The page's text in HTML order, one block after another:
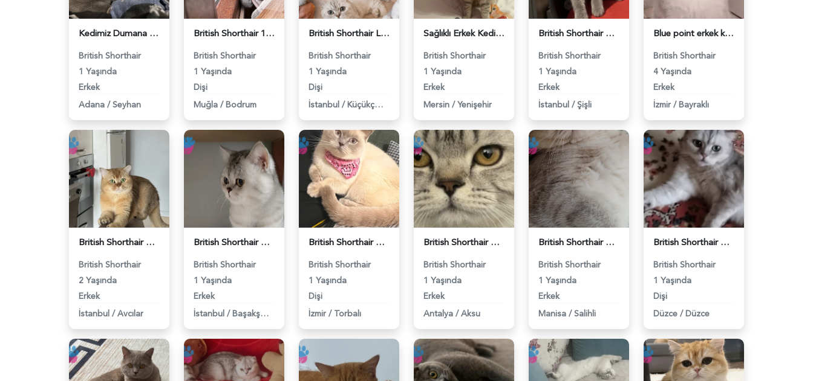
Kedimiz Dumana Dişi Eş arıyoruz - 118984658
British Shorthair
1 Yaşında
Erkek
Adana / Seyhan
British Shorthair 1 Yaşında Eş Arıyor - 118984662
British Shorthair
1 Yaşında
Dişi
Muğla / Bodrum
British Shorthair Lady kociş arıyor - 118984656
British Shorthair
1 Yaşında
Dişi
İstanbul / Küçükçekmece
Sağlıklı Erkek Kedi Bobi’ye Eş Aranıyor - 118984657
British Shorthair
1 Yaşında
Erkek
Mersin / Yenişehir
British Shorthair Ponçiğim Eş Arıyor - 118984654
British Shorthair
1 Yaşında
Erkek
İstanbul / Şişli
Blue point erkek kedimize dişi eş arıyoruz - 118984655
British Shorthair
4 Yaşında
Erkek
İzmir / Bayraklı
British Shorthair Erkek Kızgınlıkta - 118984651
British Shorthair
2 Yaşında
Erkek
İstanbul / Avcılar
British Shorthair Duma Eş Arıyorum - 118984650
British Shorthair
1 Yaşında
Erkek
İstanbul / Başakşehir
British Shorthair Kedime Eş Arıyorum - 118984649
British Shorthair
1 Yaşında
Dişi
İzmir / Torbalı
British Shorthair Damadımıza Gelin Arıyoruz - 118984627
British Shorthair
1 Yaşında
Erkek
Antalya / Aksu
British Shorthair Kedimize eş arıyoruz - 118984628
British Shorthair
1 Yaşında
Erkek
Manisa / Salihli
British Shorthair Güzel kızımıza eş arıyoruz - 118984633
British Shorthair
1 Yaşında
Dişi
Düzce / Düzce